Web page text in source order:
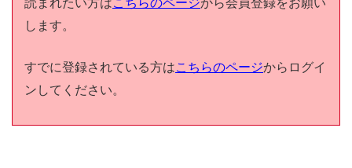
読まれたい方はこちらのページから会員登録をお願い
します。
すでに登録されている方はこちらのページからログイ
ンしてください。